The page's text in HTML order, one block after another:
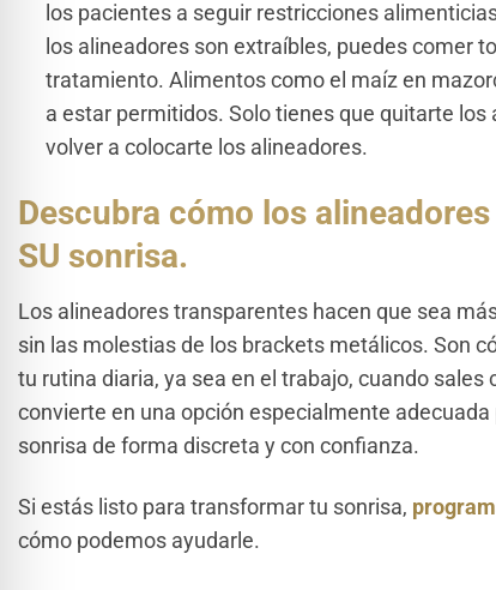
los pacientes a seguir restricciones
los alineadores son extraíbles, puedes comer
tratamiento. Alimentos como el maíz en
a estar permitidos. Solo tienes que quitarte
volver a colocarte los alineadores.
Descubra cómo los
SU sonrisa.
Los alineadores transparentes hacen que sea
sin las molestias de los brackets metálicos. Son
tu rutina diaria, ya sea en el trabajo, cuando
convierte en una opción especialmente
sonrisa de forma discreta y con confianza.
Si estás listo para transformar tu sonrisa,
cómo podemos ayudarle.